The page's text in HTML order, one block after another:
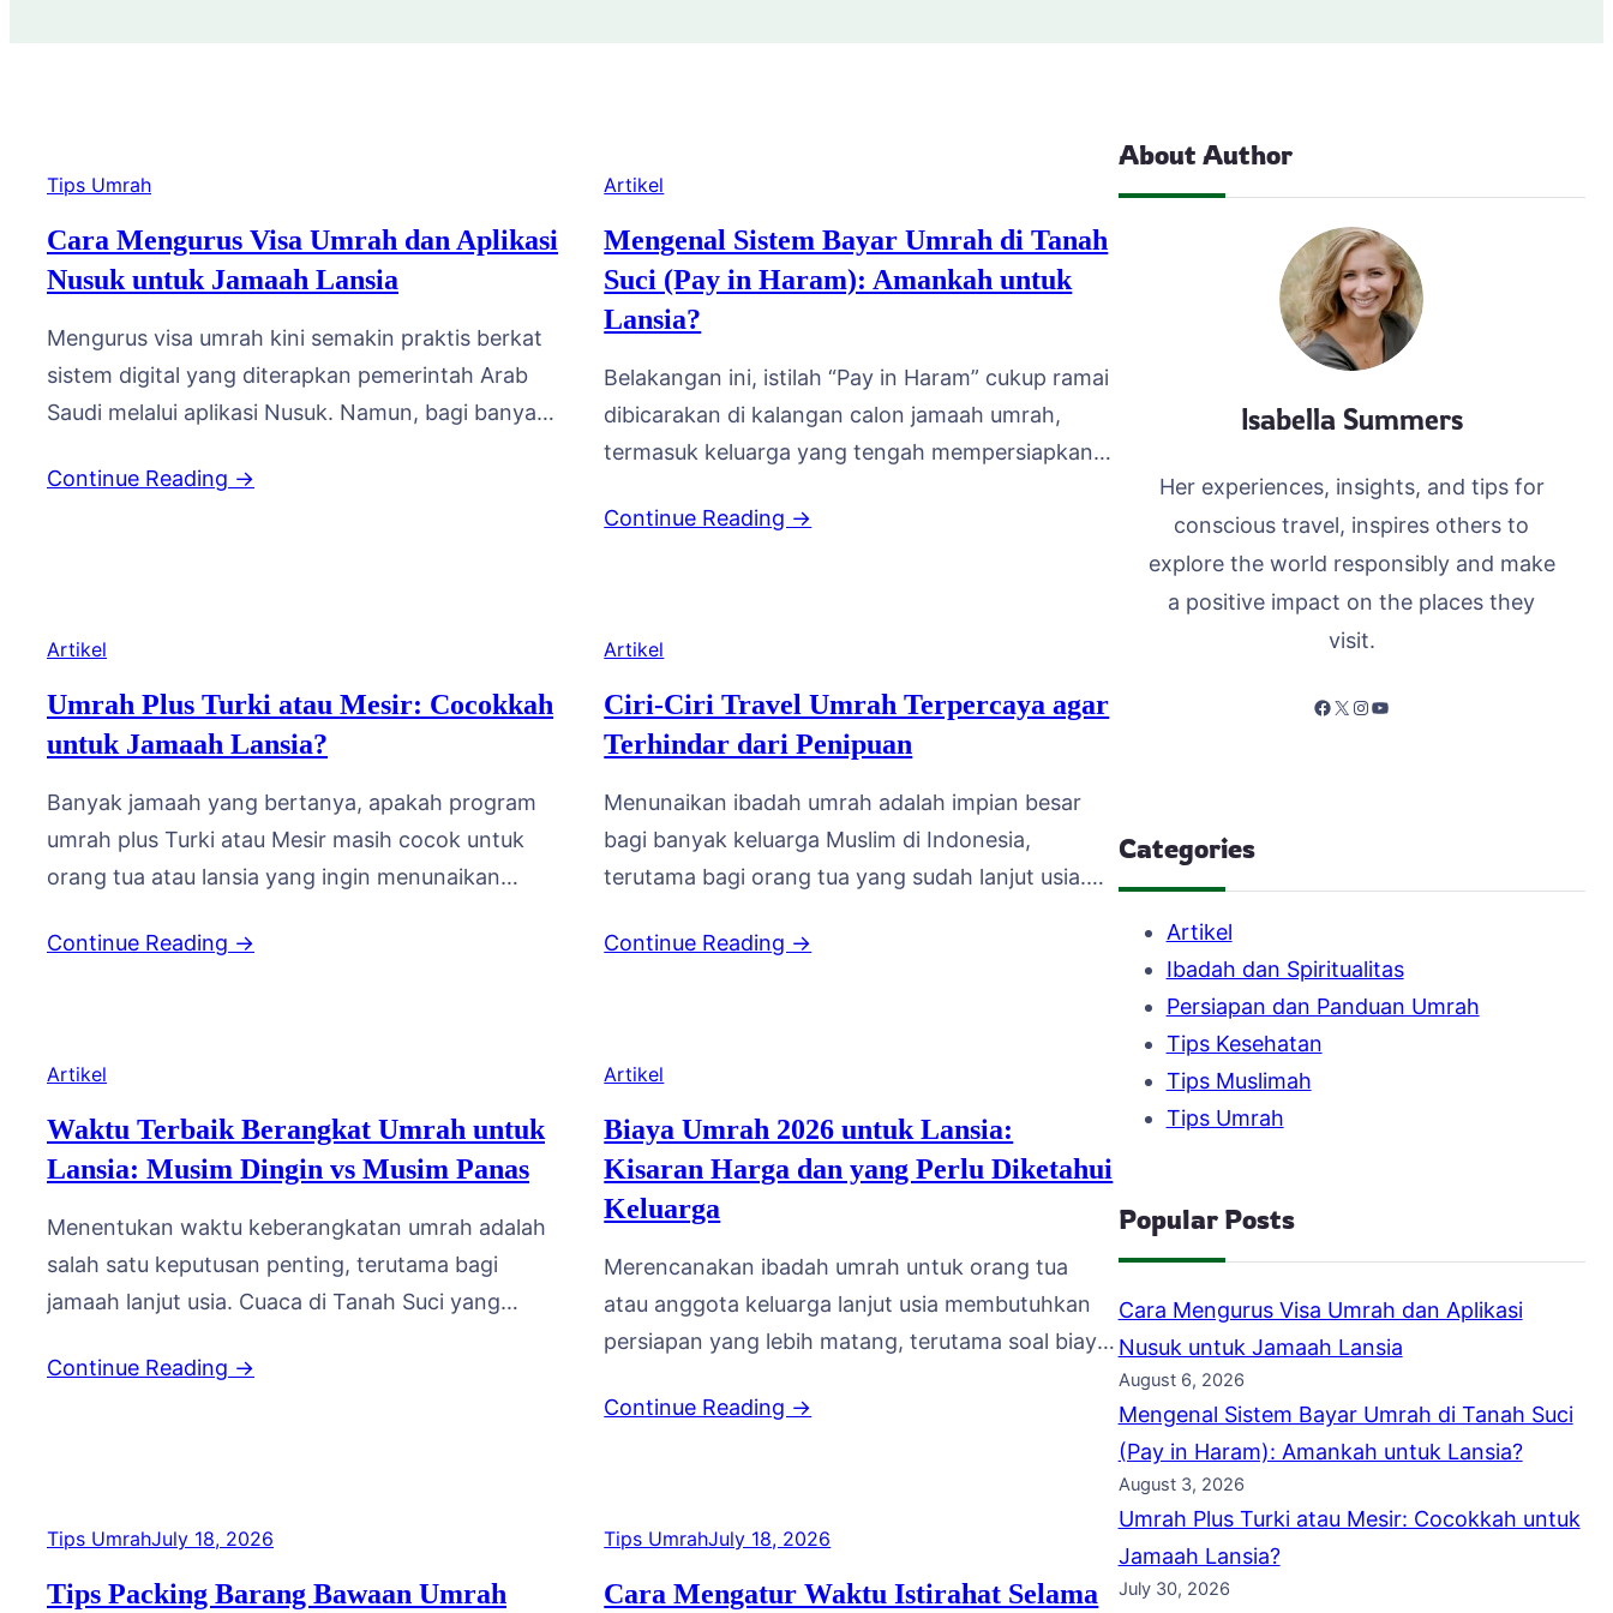
Tips Umrah
Cara Mengurus Visa Umrah dan Aplikasi
Nusuk untuk Jamaah Lansia
Mengurus visa umrah kini semakin praktis berkat
sistem digital yang diterapkan pemerintah Arab
Saudi melalui aplikasi Nusuk. Namun, bagi banyak
proses ini kadang terasa membingungkan karena
Continue Reading →
Artikel
Mengenal Sistem Bayar Umrah di Tanah
Suci (Pay in Haram): Amankah untuk
Lansia?
Belakangan ini, istilah “Pay in Haram” cukup ramai
dibicarakan di kalangan calon jamaah umrah,
termasuk keluarga yang tengah mempersiapkan
Skema ini menawarkan kemudahan berupa
awal. Bagi sebagian orang, sistem ini terdengar
Continue Reading →
Artikel
Umrah Plus Turki atau Mesir: Cocokkah
untuk Jamaah Lansia?
Banyak jamaah yang bertanya, apakah program
umrah plus Turki atau Mesir masih cocok untuk
orang tua atau lansia yang ingin menunaikan
para nabi? Pertanyaan ini wajar, mengingat
serta aktivitas berjalan kaki yang tidak sedikit.
Continue Reading →
Artikel
Ciri-Ciri Travel Umrah Terpercaya agar
Terhindar dari Penipuan
Menunaikan ibadah umrah adalah impian besar
bagi banyak keluarga Muslim di Indonesia,
terutama bagi orang tua yang sudah lanjut usia.
masyarakat untuk berangkat umrah, masih saja
keberangkatan yang tertunda hingga dana yang
dapat berangkat…
Continue Reading →
Artikel
Waktu Terbaik Berangkat Umrah untuk
Lansia: Musim Dingin vs Musim Panas
Menentukan waktu keberangkatan umrah adalah
salah satu keputusan penting, terutama bagi
jamaah lanjut usia. Cuaca di Tanah Suci yang
musim dingin, tentu memberi pengaruh berbeda
Continue Reading →
Artikel
Biaya Umrah 2026 untuk Lansia:
Kisaran Harga dan yang Perlu Diketahui
Keluarga
Merencanakan ibadah umrah untuk orang tua
atau anggota keluarga lanjut usia membutuhkan
persiapan yang lebih matang, terutama soal biaya.
mencari informasi mengenai kisaran harga paket
gambaran biaya umrah 2026 khusus lansia serta
Continue Reading →
Tips UmrahJuly 18, 2026
Tips Packing Barang Bawaan Umrah
Tips UmrahJuly 18, 2026
Cara Mengatur Waktu Istirahat Selama
About Author
Isabella Summers
Her experiences, insights, and tips for
conscious travel, inspires others to
explore the world responsibly and make
a positive impact on the places they
visit.
Facebook X InstagramYouTube
Categories
Artikel
Ibadah dan Spiritualitas
Persiapan dan Panduan Umrah
Tips Kesehatan
Tips Muslimah
Tips Umrah
Popular Posts
Cara Mengurus Visa Umrah dan Aplikasi
Nusuk untuk Jamaah Lansia
August 6, 2026
Mengenal Sistem Bayar Umrah di Tanah Suci
(Pay in Haram): Amankah untuk Lansia?
August 3, 2026
Umrah Plus Turki atau Mesir: Cocokkah untuk
Jamaah Lansia?
July 30, 2026